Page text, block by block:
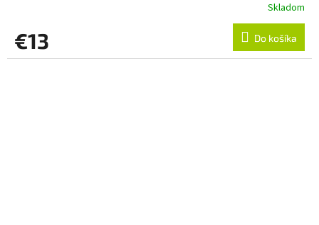
Skladom
€13 Do košíka